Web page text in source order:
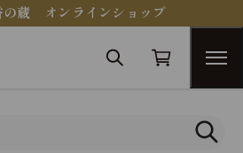
蔵 オンラインショップ